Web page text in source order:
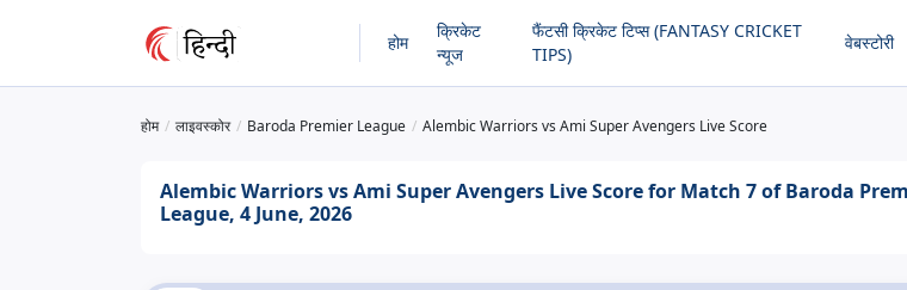
होम
क्रिकेट
न्यूज
फैंटसी क्रिकेट टिप्स (FANTASY CRICKET
TIPS)
वेबस्टोरी
होम लाइवस्कोर Baroda Premier League Alembic Warriors vs Ami Super Avengers Live Score
Alembic Warriors vs Ami Super Avengers Live Score for Match 7 of Baroda
League, 4 June, 2026